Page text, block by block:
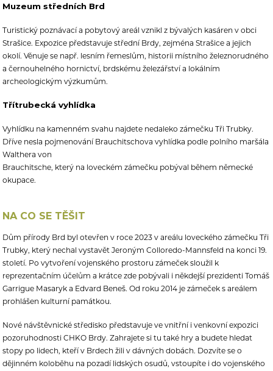
Muzeum středních Brd
Turistický poznávací a pobytový areál vznikl z bývalých kasáren v obci
Strašice. Expozice představuje střední Brdy, zejména Strašice a jejich
okolí. Věnuje se např. lesním řemeslům, historii místního železnorudného
a černouhelného hornictví, brdskému železářství a lokálním
archeologickým výzkumům.
Třítrubecká vyhlídka
Vyhlídku na kamenném svahu najdete nedaleko zámečku Tři Trubky.
Dříve nesla pojmenování Brauchitschova vyhlídka podle polního maršála
Walthera von
Brauchitsche, který na loveckém zámečku pobýval během německé
okupace.
NA CO SE TĚŠIT
Dům přírody Brd byl otevřen v roce 2023 v areálu loveckého zámečku Tři
Trubky, který nechal vystavět Jeroným Colloredo-Mannsfeld na konci 19.
století. Po vytvoření vojenského prostoru zámeček sloužil k
reprezentačním účelům a krátce zde pobývali i někdejší prezidenti Tomáš
Garrigue Masaryk a Edvard Beneš. Od roku 2014 je zámeček s areálem
prohlášen kulturní památkou.
Nové návštěvnické středisko představuje ve vnitřní i venkovní expozici
pozoruhodnosti CHKO Brdy. Zahrajete si tu také hry a budete hledat
stopy po lidech, kteří v Brdech žili v dávných dobách. Dozvíte se o
dějinném koloběhu na pozadí lidských osudů, vstoupíte i do vojenského